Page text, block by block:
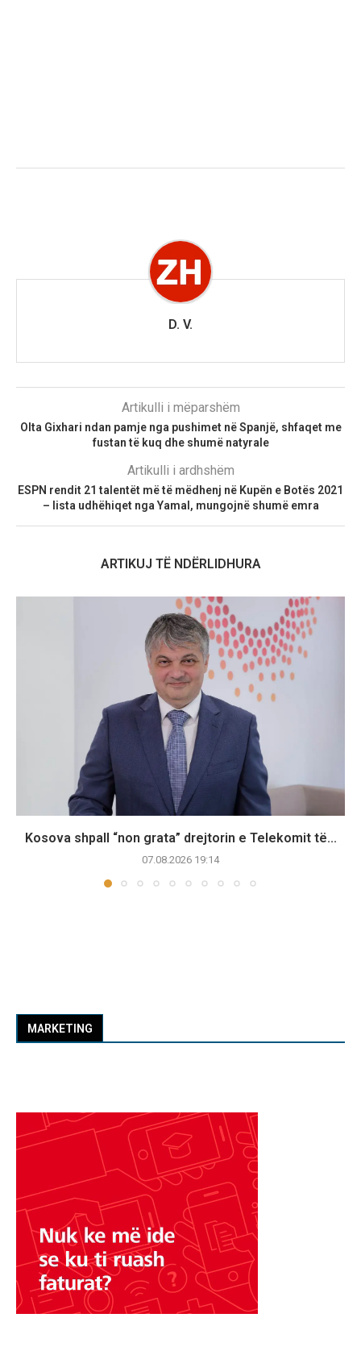
D. V.
Artikulli i mëparshëm
Olta Gixhari ndan pamje nga pushimet në Spanjë, shfaqet me
fustan të kuq dhe shumë natyrale
Artikulli i ardhshëm
ESPN rendit 21 talentët më të mëdhenj në Kupën e Botës 2021
– lista udhëhiqet nga Yamal, mungojnë shumë emra
ARTIKUJ TË NDËRLIDHURA
Kosova shpall “non grata” drejtorin e Telekomit të...
07.08.2026 19:14
MARKETING